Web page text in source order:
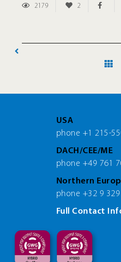
2179 2
USA
phone +1 215-
DACH/CEE/ME
phone +49 761
Northern
phone +32 9 329
Full Contact